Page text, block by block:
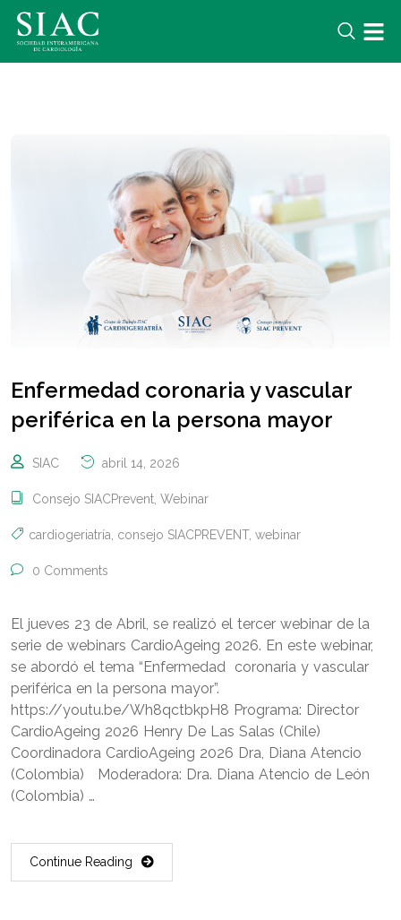
Enfermedad coronaria y vascular
periférica en la persona mayor
SIAC abril 14, 2026
Consejo SIACPrevent Webinar
cardiogeriatría consejo SIACPREVENT, webinar
0 Comments
El jueves 23 de Abril, se realizó el tercer webinar de la
serie de webinars CardioAgeing 2026. En este webinar,
se abordó el tema “Enfermedad coronaria y vascular
periférica en la persona mayor”.
https://youtu.be/Wh8qctbkpH8 Programa: Director
CardioAgeing 2026 Henry De Las Salas (Chile)
Coordinadora CardioAgeing 2026 Dra, Diana Atencio
(Colombia) Moderadora: Dra. Diana Atencio de León
(Colombia) …
Continue Reading